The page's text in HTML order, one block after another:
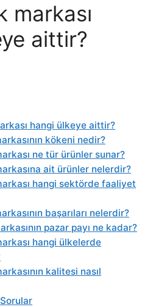
markası
aittir?
hangi ülkeye aittir?
kökeni nedir?
ne tür ürünler sunar?
ait ürünler nelerdir?
hangi sektörde faaliyet
başarıları nelerdir?
pazar payı ne kadar?
hangi ülkelerde
kalitesi nasıl